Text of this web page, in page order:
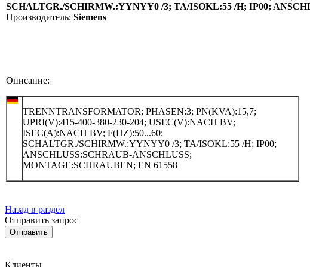
SCHALTGR./SCHIRMW.:YYNYY0 /3; TA/ISOKL:55 /H; IP00;
Производитель: Siemens
Описание:
TRENNTRANSFORMATOR; PHASEN:3; PN(KVA):15,7;
UPRI(V):415-400-380-230-204; USEC(V):NACH BV;
ISEC(A):NACH BV; F(HZ):50...60;
SCHALTGR./SCHIRMW.:YYNYY0 /3; TA/ISOKL:55 /H; IP00;
ANSCHLUSS:SCHRAUB-ANSCHLUSS;
MONTAGE:SCHRAUBEN; EN 61558
Назад в раздел
Отправить запрос
Клиенты